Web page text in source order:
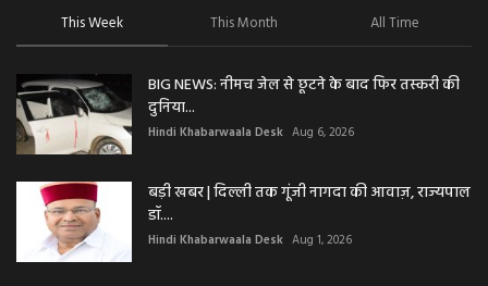
This Week This Month All Time
BIG NEWS: नीमच जेल से छूटने के बाद फिर तस्करी की
दुनिया...
Hindi Khabarwaala Desk Aug 6, 2026
बड़ी खबर | दिल्ली तक गूंजी नागदा की आवाज़, राज्यपाल
डॉ....
Hindi Khabarwaala Desk Aug 1, 2026